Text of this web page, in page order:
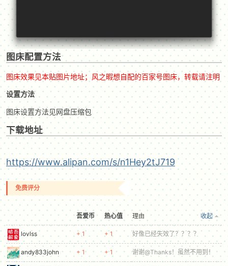
解
-
图床配置方法
图床效果见本贴图片地址；风之暇想自配的百家号图床，转载请注明
设置方法
图床设置方法见网盘压缩包
下载地址
https://www.alipan.com/s/n1Hey2tJ719
免费评分
吾爱币 热心值 收起
理由
lovlss + 1 + 1 好像已经失效了？？？？
andy833john + 1 + 1 谢谢@Thanks！虽然不用到！